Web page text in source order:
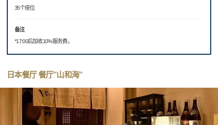
35个座位
备注
*17:00后加收10%服务费。
日本餐厅 餐厅”山和海”